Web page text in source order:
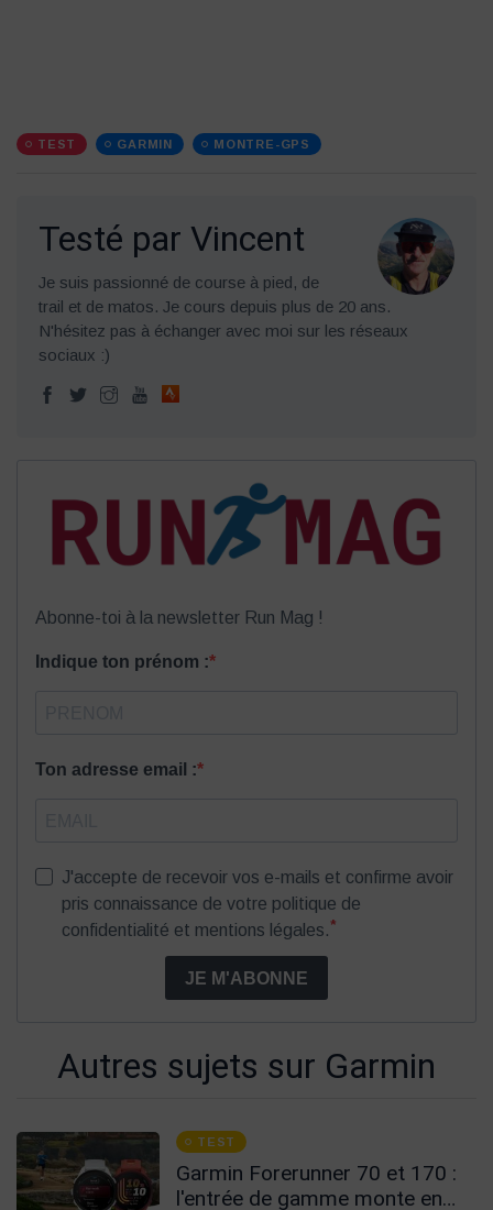
TEST GARMIN MONTRE-GPS
Testé par Vincent
Je suis passionné de course à pied, de
trail et de matos. Je cours depuis plus de 20 ans.
N'hésitez pas à échanger avec moi sur les réseaux
sociaux :)
Abonne-toi à la newsletter Run Mag !
Indique ton prénom :
Ton adresse email :
J'accepte de recevoir vos e-mails et confirme avoir
pris connaissance de votre politique de
confidentialité et mentions légales.*
JE M'ABONNE
Autres sujets sur Garmin
TEST
Garmin Forerunner 70 et 170 :
l'entrée de gamme monte en